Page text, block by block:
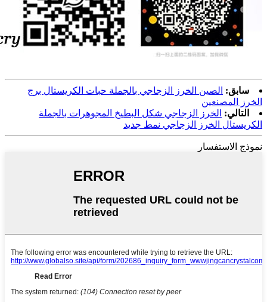
سابق: الصين الخرز الزجاجي بالجملة حبات الكريستال برج
الخرز المصنعين
التالي: الخرز الزجاجي شكل البطيخ المجوهرات بالجملة
الكريستال الخرز الزجاجي نمط جديد
نموذج الاستفسار